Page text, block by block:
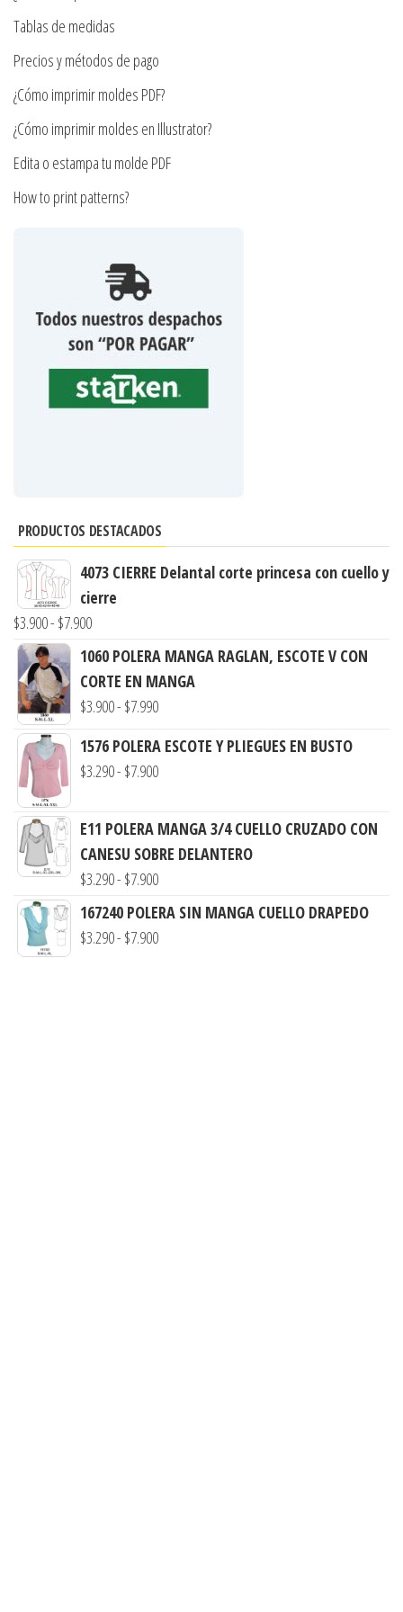
en
página
de
producto
Tablas de medidas
Precios y métodos de pago
¿Cómo imprimir moldes PDF?
¿Cómo imprimir moldes en Illustrator?
Edita o estampa tu molde PDF
How to print patterns?
PRODUCTOS DESTACADOS
4073 CIERRE Delantal corte princesa con cuello y
cierre
$3.900- $7.900Rango
de
precios:
desde
hasta
$7.900
1060 POLERA MANGA RAGLAN, ESCOTE V CON
CORTE EN MANGA
$3.900- $7.990Rango
precios:
desde
hasta
$7.990
1576 POLERA ESCOTE Y PLIEGUES EN BUSTO
$3.290- $7.900Rango
precios:
desde
$3.290
$7.900
E11 POLERA MANGA 3/4 CUELLO CRUZADO CON
CANESU SOBRE DELANTERO
$3.290- $7.900Rango
de
precios:
167240 POLERA SIN MANGA CUELLO DRAPEDO
$3.290- $7.900Rango